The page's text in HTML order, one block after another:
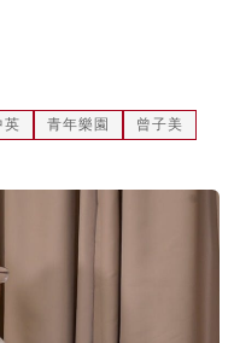
英 青年樂園
曾子美